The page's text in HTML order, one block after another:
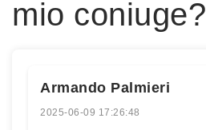
mio coniuge?
Armando Palmieri
2025-06-09 17:26:48